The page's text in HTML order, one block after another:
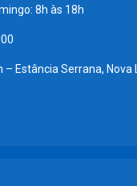
8h às 18h
– Estância Serrana, Nova